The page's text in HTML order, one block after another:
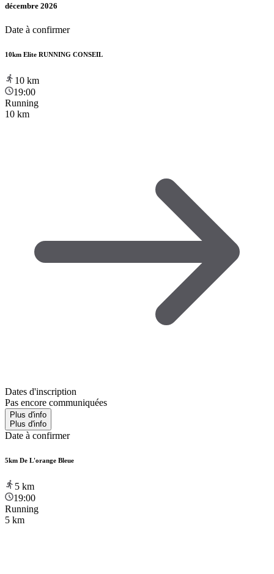
décembre 2026
Date à confirmer
10km Elite RUNNING CONSEIL
10 km
19:00
Running
10 km
Dates d'inscription
Pas encore communiquées
Plus d'info
Plus d'info
Date à confirmer
5km De L'orange Bleue
5 km
19:00
Running
5 km